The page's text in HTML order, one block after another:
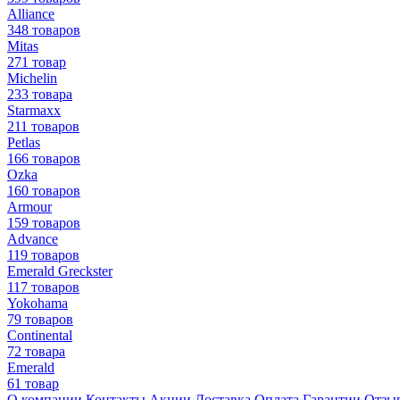
Alliance
348 товаров
Mitas
271 товар
Michelin
233 товара
Starmaxx
211 товаров
Petlas
166 товаров
Ozka
160 товаров
Armour
159 товаров
Advance
119 товаров
Emerald Greckster
117 товаров
Yokohama
79 товаров
Continental
72 товара
Emerald
61 товар